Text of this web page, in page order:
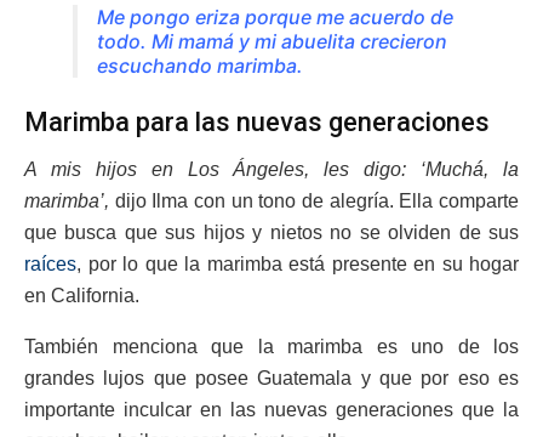
Me pongo eriza porque me acuerdo de
todo. Mi mamá y mi abuelita crecieron
escuchando marimba.
Marimba para las nuevas generaciones
A mis hijos en Los Ángeles, les digo: ‘Muchá, la
marimba’, dijo Ilma con un tono de alegría. Ella comparte
que busca que sus hijos y nietos no se olviden de sus
raíces, por lo que la marimba está presente en su hogar
en California.
También menciona que la marimba es uno de los
grandes lujos que posee Guatemala y que por eso es
importante inculcar en las nuevas generaciones que la